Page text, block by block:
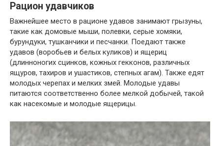
Рацион удавчиков
Важнейшее место в рационе удавов занимают грызуны,
такие как домовые мыши, полевки, серые хомяки,
бурундуки, тушканчики и песчанки. Поедают также
удавов (воробьев и белых куликов) и ящериц
(длинноногих сцинков, кожных гекконов, различных
ящуров, тахиров и ушастиков, степных агам). Также едят
молодых черепах и мелких змей. Молодые удавы
питаются соответственно более мелкой добычей, такой
как насекомые и молодые ящерицы.